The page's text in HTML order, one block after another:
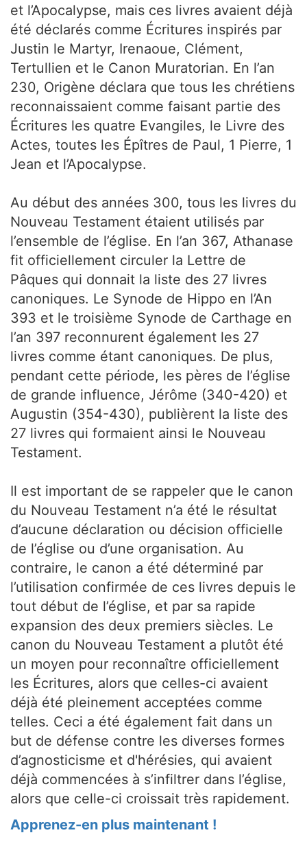
et l’Apocalypse, mais ces livres avaient déjà
été déclarés comme Écritures inspirés par
Justin le Martyr, Irenaoue, Clément,
Tertullien et le Canon Muratorian. En l’an
230, Origène déclara que tous les chrétiens
reconnaissaient comme faisant partie des
Écritures les quatre Evangiles, le Livre des
Actes, toutes les Épîtres de Paul, 1 Pierre, 1
Jean et l’Apocalypse.
Au début des années 300, tous les livres du
Nouveau Testament étaient utilisés par
l’ensemble de l’église. En l’an 367, Athanase
fit officiellement circuler la Lettre de
Pâques qui donnait la liste des 27 livres
canoniques. Le Synode de Hippo en l’An
393 et le troisième Synode de Carthage en
l’an 397 reconnurent également les 27
livres comme étant canoniques. De plus,
pendant cette période, les pères de l’église
de grande influence, Jérôme (340-420) et
Augustin (354-430), publièrent la liste des
27 livres qui formaient ainsi le Nouveau
Testament.
Il est important de se rappeler que le canon
du Nouveau Testament n’a été le résultat
d’aucune déclaration ou décision officielle
de l’église ou d’une organisation. Au
contraire, le canon a été déterminé par
l’utilisation confirmée de ces livres depuis le
tout début de l’église, et par sa rapide
expansion des deux premiers siècles. Le
canon du Nouveau Testament a plutôt été
un moyen pour reconnaître officiellement
les Écritures, alors que celles-ci avaient
déjà été pleinement acceptées comme
telles. Ceci a été également fait dans un
but de défense contre les diverses formes
d’agnosticisme et d'hérésies, qui avaient
déjà commencées à s’infiltrer dans l’église,
alors que celle-ci croissait très rapidement.
Apprenez-en plus maintenant !